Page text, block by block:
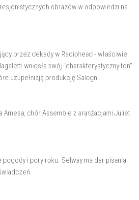
obrazów w odpowiedzi na
przez dekady w Radiohead - właściwie
wniosła swój "charakterystyczny ton"
uzupełniają produkcję Salogni.
chór Assemble z aranżacjami Juliet
i pory roku. Selway ma dar pisania